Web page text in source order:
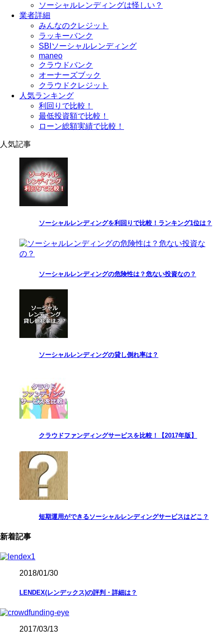
ソーシャルレンディングは怪しい？
業者詳細
みんなのクレジット
ラッキーバンク
SBIソーシャルレンディング
maneo
クラウドバンク
オーナーズブック
クラウドクレジット
人気ランキング
利回りで比較！
最低投資額で比較！
ローン総額実績で比較！
人気記事
ソーシャルレンディングを利回りで比較！ランキング1位は？
ソーシャルレンディングの危険性は？危ない投資なの？
ソーシャルレンディングの貸し倒れ率は？
クラウドファンディングサービスを比較！【2017年版】
短期運用ができるソーシャルレンディングサービスはどこ？
新着記事
2018/01/30
LENDEX(レンデックス)の評判・詳細は？
2017/03/13